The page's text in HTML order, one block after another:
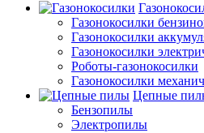
Газонокосилки
Газонокосилки
Газонокосилки
Роботы-газонокосилки
Газонокосилки
Цепные
Бензопилы
Электропилы